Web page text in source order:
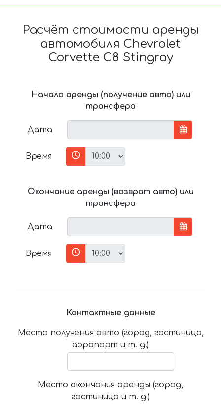
Расчёт стоимости аренды
автомобиля Chevrolet
Corvette C8 Stingray
Начало аренды (получение авто) или
трансфера
Дата
Время
Окончание аренды (возврат авто) или
трансфера
Дата
Время
Контактные данные
Место получения авто (город, гостиница,
аэропорт и т. д.)
Место окончания аренды (город,
гостиница и т. д.)